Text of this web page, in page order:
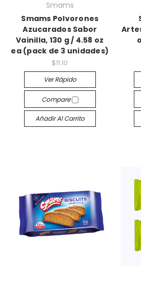
Smams
Smams Polvorones
Azucarados Sabor
Vainilla, 130 g / 4.58 oz
ea (pack de 3 unidades)
$11.10
Ver Rápido
Compare
Añadir Al Carrito